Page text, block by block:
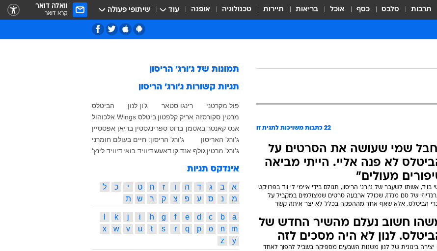
תרבות סלבס כסף אוכל בריאות תיירות טכנולוגיה אופנה עוד שיתופי פעולה וואלה דואר
קרא דואר
22 כתבות משויכות לתגית זו
שמי שעושה את הסרטים על
לא פנה אליי. הייתי מביאה
מעולים"
בויד, אשתו לשעבר של ג'ורג' הריסון, תגולם בידי איימי לי ווד בפרויקט
של סם מנדז, שכולל ארבעה סרטים שמצולמים במקביל על
הביטלס. אלא שאף אחד מההפקה בכלל לא יצר איתה קשר
חשוב נעלם מהשיר החדש של
לנון לא היה מסכים לזה
יצירה בינונית של לנון משנות השבעים מספיקה בשביל להפוך לאחד
תמונות של ג'ורג' הריסון
תגיות קשורות ג'ורג' הריסון
פול מקרטני רינגו סטאר ג'ון לנון
הביטלס
מרטין סקורסזה אריק קלפטון ביטלס Wings אלכוהול
אנס קאנטר באטמן ברוס ספרינגסטין בריאן אפסטיין
ג'ורג' האריסון
ג'ורג' הריסון: חיים בעולם חומרני
ג'ורג' מרטיןגולף אנד קודאעשדיוויד בואידיוויד לינץ'
אינדקס תגיות
א ב ג ד ה ו ז ח ט י כ
ל
מ
נ ס ע פ צ ק ר ש ת
a
b
c
d
e
f
g
h
i
j
k
m
n
o
p
q
r
s
t
u
v
w
x
y
z